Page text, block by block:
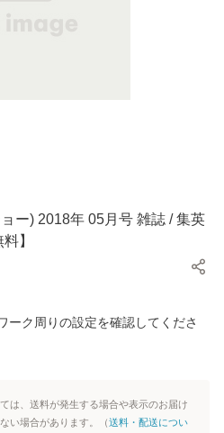
ー) 2018年 05月号 雑誌 / 集英
】
ーク周りの設定を確認してくださ
は、送料が発生する場合や表示のお届け
い場合があります。（送料・配送につい